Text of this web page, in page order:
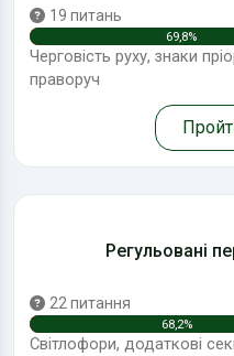
19 питань
69,8%
Черговість руху, знаки
праворуч
Регульовані
22 питання
68,2%
Світлофори, додаткові